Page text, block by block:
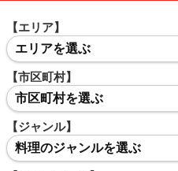
【エリア】
エリアを選ぶ
【市区町村】
市区町村を選ぶ
【ジャンル】
料理のジャンルを選ぶ